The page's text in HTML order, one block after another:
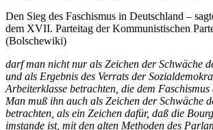
Den Sieg des Faschismus in Deutschland –
dem XVII. Parteitag der Kommunistischen
(Bolschewiki)
darf man nicht nur als Zeichen der Schwäche
und als Ergebnis des Verrats der
Arbeiterklasse betrachten, die dem Faschismus
Man muß ihn auch als Zeichen der Schwäche
betrachten, als ein Zeichen dafür, daß die
imstande ist, mit den alten Methoden des